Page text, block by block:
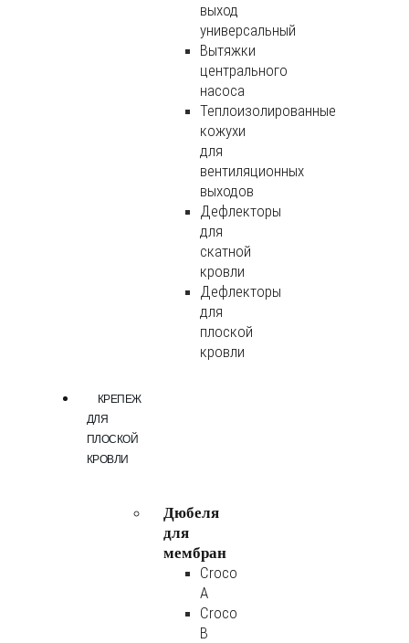
выход
универсальный
Вытяжки
центрального
насоса
Теплоизолированные
кожухи
для
вентиляционных
выходов
Дефлекторы
для
скатной
кровли
Дефлекторы
для
плоской
кровли
КРЕПЕЖ
ДЛЯ
ПЛОСКОЙ
КРОВЛИ
Дюбеля
для
мембран
Croco
A
Croco
B